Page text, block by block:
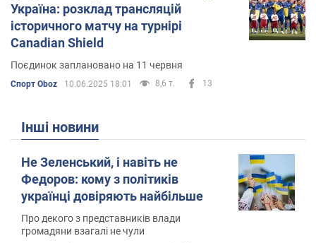
Україна: розклад трансляцій
історичного матчу на турнірі
Canadian Shield
Поєдинок заплановано на 11 червня
Спорт Oboz 10.06.2025 18:01 8,6 т. 13
Інші новини
Не Зеленський, і навіть не
Федоров: кому з політиків
українці довіряють найбільше
Про декого з представників влади
громадяни взагалі не чули